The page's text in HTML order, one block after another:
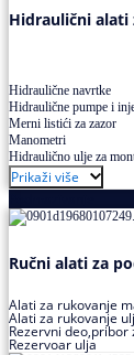
Hidraulični alati
Hidraulične navrtke
Hidraulične pumpe i
Merni listići za zazor
Manometri
Hidraulično ulje za
Prikaži više
Ručni alati za
Alati za rukovanje
Alati za rukovanje
Rezervni
Rezervoar ulja